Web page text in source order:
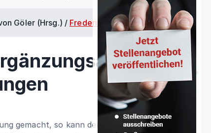
Göler (Hrsg.) / Frederick Pitz/§ 2325
gemacht, so kann der